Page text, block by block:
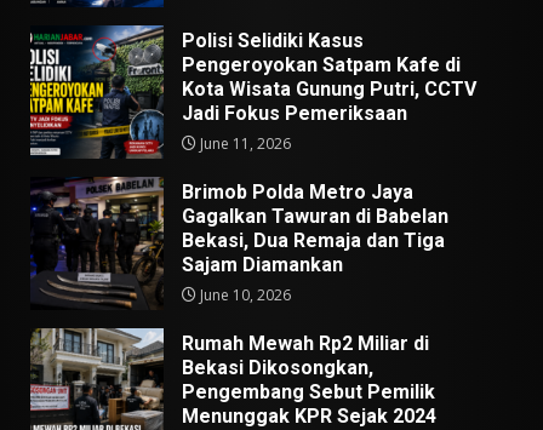
Polisi Selidiki Kasus
Pengeroyokan Satpam Kafe di
Kota Wisata Gunung Putri, CCTV
Jadi Fokus Pemeriksaan
June 11, 2026
Brimob Polda Metro Jaya
Gagalkan Tawuran di Babelan
Bekasi, Dua Remaja dan Tiga
Sajam Diamankan
June 10, 2026
Rumah Mewah Rp2 Miliar di
Bekasi Dikosongkan,
Pengembang Sebut Pemilik
Menunggak KPR Sejak 2024